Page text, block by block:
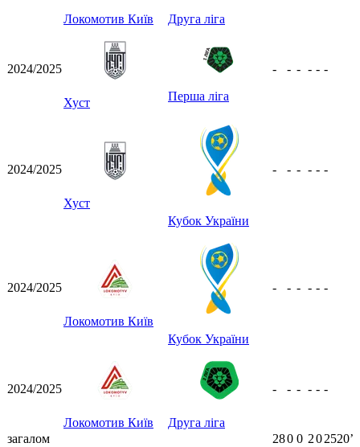
Локомотив Київ Друга ліга
2024/2025
Хуст Перша ліга
- - - - - -
2024/2025
Хуст
Кубок України
- - - - - -
2024/2025
Локомотив Київ
Кубок України
- - - - - -
2024/2025
Локомотив Київ Друга ліга
- - - - - -
загалом 280 0 202520ʼ